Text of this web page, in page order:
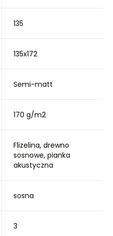
135
135x172
Semi-matt
170 g/m2
Flizelina, drewno
sosnowe, pianka
akustyczna
sosna
3